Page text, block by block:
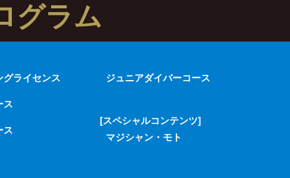
グラム
グライセンス
ス
ス
ジュニアダイバーコース
[スペシャルコンテンツ]
マジシャン・モト